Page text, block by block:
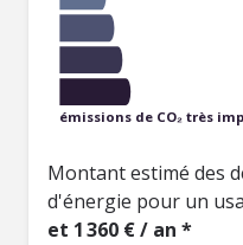
émissions de CO₂ très
Montant estimé des
d'énergie pour un
et 1 360 € / an *